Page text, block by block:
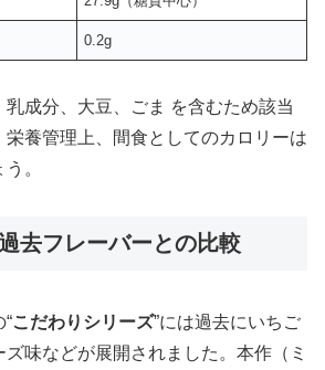
0.2g
成分、大豆、ごま を含むため該当
養管理上、間食としてのカロリーは
。
去フレーバーとの比較
こだわりシリーズ”には過去にいちご
味などが展開されました。本作（ミ